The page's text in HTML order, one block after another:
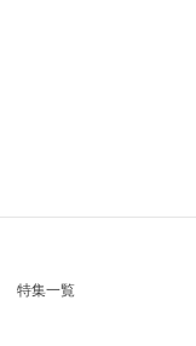
特集一覧